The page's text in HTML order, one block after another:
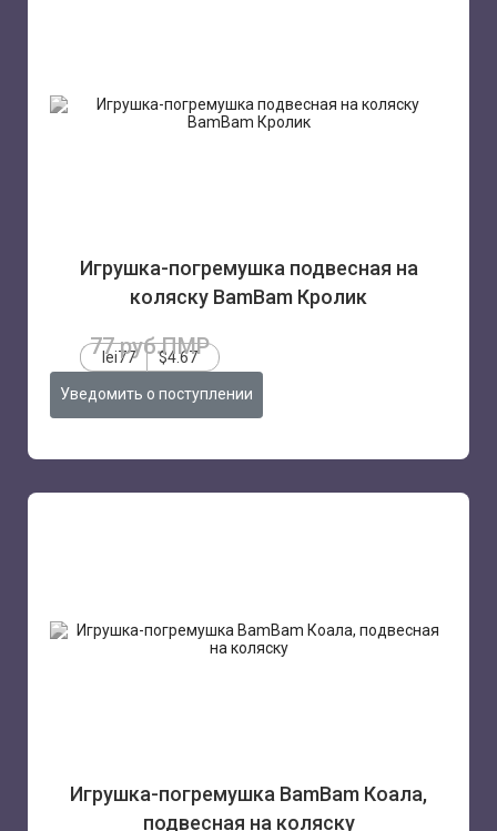
Игрушка-погремушка подвесная на
коляску BamBam Кролик
77 руб.ПМР
lei77 $4.67
Уведомить о поступлении
Игрушка-погремушка BamBam Коала,
подвесная на коляску